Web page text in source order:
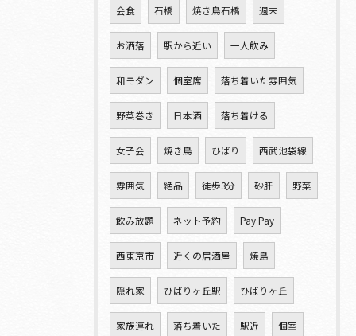
会食 石橋 焼き鳥石橋 週末
お洒落 駅から近い 一人飲み
和モダン 個室席 落ち着いた雰囲気
野菜巻き 日本酒 落ち着ける
女子会 焼き鳥 ひばり 西武池袋線
雰囲気 絶品 徒歩3分 砂肝 野菜
飲み放題 ネット予約 Pay Pay
西東京市 近くの居酒屋 焼鳥
隠れ家 ひばりヶ丘駅 ひばりヶ丘
家族連れ 落ち着いた 駅近 個室